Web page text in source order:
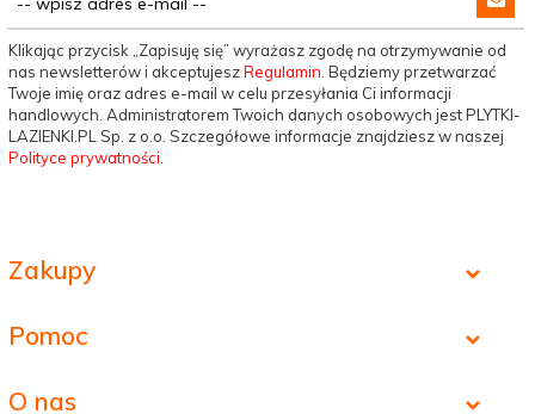
Klikając przycisk „Zapisuję się” wyrażasz zgodę na otrzymywanie od
nas newsletterów i akceptujeszRegulamin . Będziemy przetwarzać
Twoje imię oraz adres e-mail w celu przesyłania Ci informacji
handlowych. Administratorem Twoich danych osobowych jest PLYTKI-
LAZIENKI.PL Sp. z o.o. Szczegółowe informacje znajdziesz w naszej
Polityce prywatności
Zakupy
Pomoc
O nas